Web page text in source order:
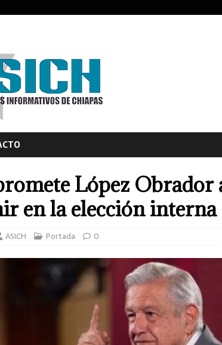
López Obrador
en la elección interna
ASICH Portada 0